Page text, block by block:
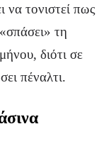
να τονιστεί πως
τη
διότι σε
πέναλτι.